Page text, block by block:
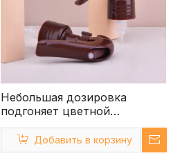
Небольшая дозировка
подгоняет цветной
полностью пластиковый
мини-распылитель триггера
24/410
Добавить в корзину